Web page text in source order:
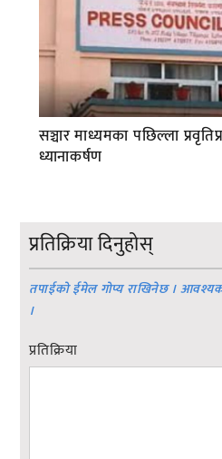
सञ्चार माध्यमका पछिल्ला
ध्यानाकर्षण
प्रतिक्रिया दिनुहोस्
तपाईको ईमेल गोप्य राखिनेछ ।
।
प्रतिक्रिया